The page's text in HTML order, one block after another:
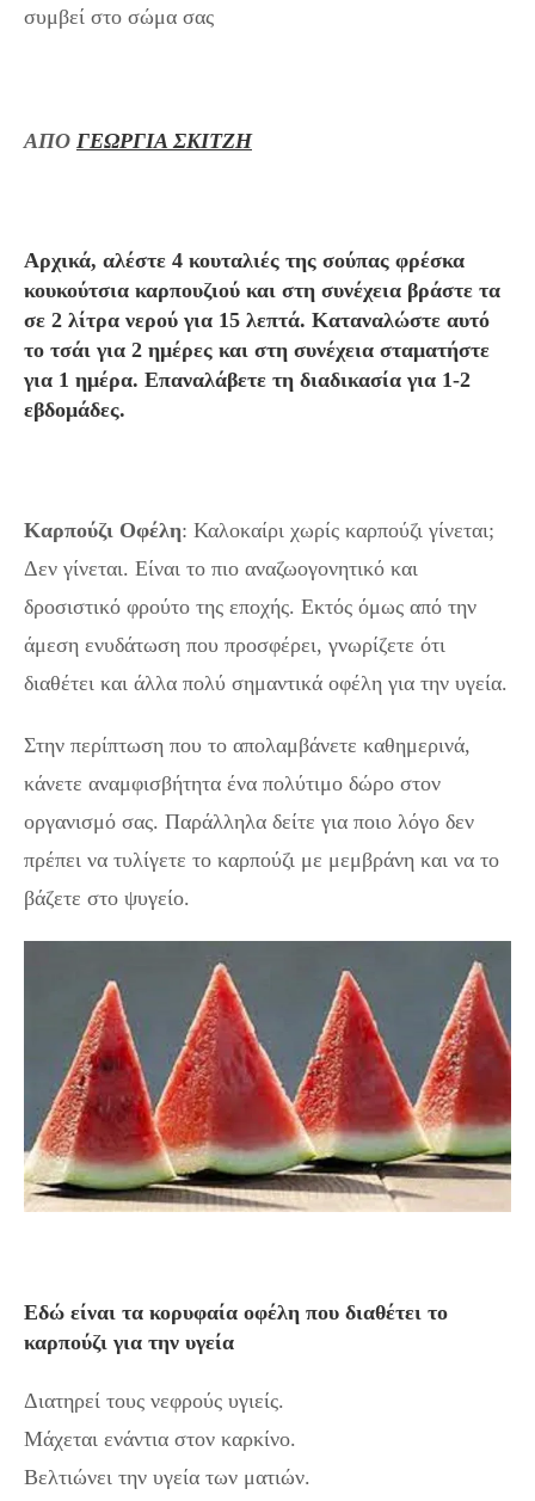
συμβεί στο σώμα σας
ΑΠΟ ΓΕΩΡΓΙΑ ΣΚΙΤΖΗ
Αρχικά, αλέστε 4 κουταλιές της σούπας φρέσκα
κουκούτσια καρπουζιού και στη συνέχεια βράστε τα
σε 2 λίτρα νερού για 15 λεπτά. Καταναλώστε αυτό
το τσάι για 2 ημέρες και στη συνέχεια σταματήστε
για 1 ημέρα. Επαναλάβετε τη διαδικασία για 1-2
εβδομάδες.
Καρπούζι Οφέλη: Καλοκαίρι χωρίς καρπούζι γίνεται;
Δεν γίνεται. Είναι το πιο αναζωογονητικό και
δροσιστικό φρούτο της εποχής. Εκτός όμως από την
άμεση ενυδάτωση που προσφέρει, γνωρίζετε ότι
διαθέτει και άλλα πολύ σημαντικά οφέλη για την υγεία.
Στην περίπτωση που το απολαμβάνετε καθημερινά,
κάνετε αναμφισβήτητα ένα πολύτιμο δώρο στον
οργανισμό σας. Παράλληλα δείτε για ποιο λόγο δεν
πρέπει να τυλίγετε το καρπούζι με μεμβράνη και να το
βάζετε στο ψυγείο.
Εδώ είναι τα κορυφαία οφέλη που διαθέτει το
καρπούζι για την υγεία
Διατηρεί τους νεφρούς υγιείς.
Μάχεται ενάντια στον καρκίνο.
Βελτιώνει την υγεία των ματιών.